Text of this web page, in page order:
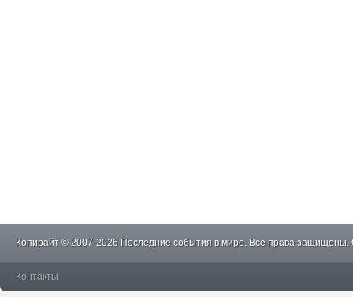
Копирайт © 2007-2026 Последние события в мире. Все права защищены.
Контакты